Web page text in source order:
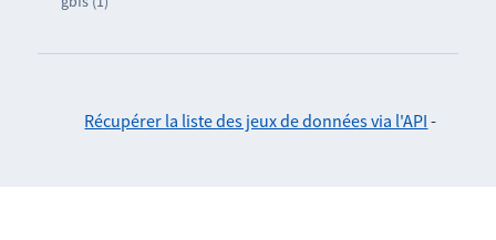
Récupérer la liste des jeux de données via l'API -